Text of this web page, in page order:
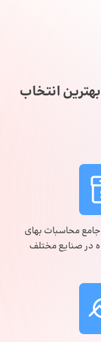
انتخاب
محاسبات بهای
در صنایع مختلف